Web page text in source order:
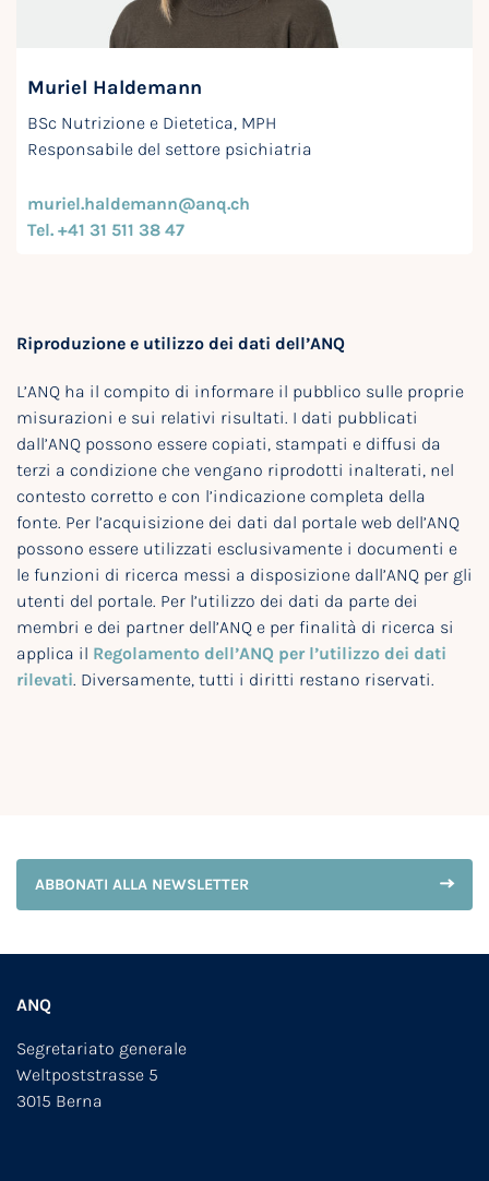
Muriel Haldemann
BSc Nutrizione e Dietetica, MPH
Responsabile del settore psichiatria
muriel.haldemann@anq.ch
Tel. +41 31 511 38 47
Riproduzione e utilizzo dei dati dell’ANQ
L’ANQ ha il compito di informare il pubblico sulle proprie
misurazioni e sui relativi risultati. I dati pubblicati
dall’ANQ possono essere copiati, stampati e diffusi da
terzi a condizione che vengano riprodotti inalterati, nel
contesto corretto e con l’indicazione completa della
fonte. Per l’acquisizione dei dati dal portale web dell’ANQ
possono essere utilizzati esclusivamente i documenti e
le funzioni di ricerca messi a disposizione dall’ANQ per gli
utenti del portale. Per l’utilizzo dei dati da parte dei
membri e dei partner dell’ANQ e per finalità di ricerca si
applica il Regolamento dell’ANQ per l’utilizzo dei dati
rilevati. Diversamente, tutti i diritti restano riservati.
ABBONATI ALLA NEWSLETTER
ANQ
Segretariato generale
Weltpoststrasse 5
3015 Berna